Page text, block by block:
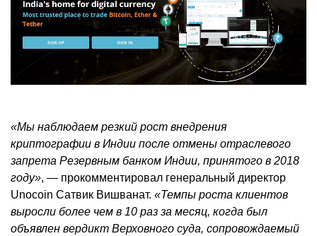
«Мы наблюдаем резкий рост внедрения
криптографии в Индии после отмены отраслевого
запрета Резервным банком Индии, принятого в 2018
году», — прокомментировал генеральный директор
Unocoin Сатвик Вишванат. «Темпы роста клиентов
выросли более чем в 10 раз за месяц, когда был
объявлен вердикт Верховного суда, сопровождаемый